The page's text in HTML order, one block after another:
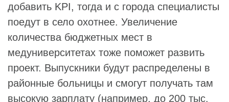
добавить KPI, тогда и с города специалисты
поедут в село охотнее. Увеличение
количества бюджетных мест в
медуниверситетах тоже поможет развить
проект. Выпускники будут распределены в
районные больницы и смогут получать там
высокую зарплату (например, до 200 тыс.